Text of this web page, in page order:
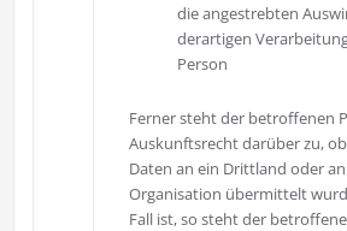
die angestrebten
derartigen
Person
Ferner steht der betroffenen
Auskunftsrecht darüber zu,
Daten an ein Drittland oder
Organisation übermittelt
Fall ist, so steht der